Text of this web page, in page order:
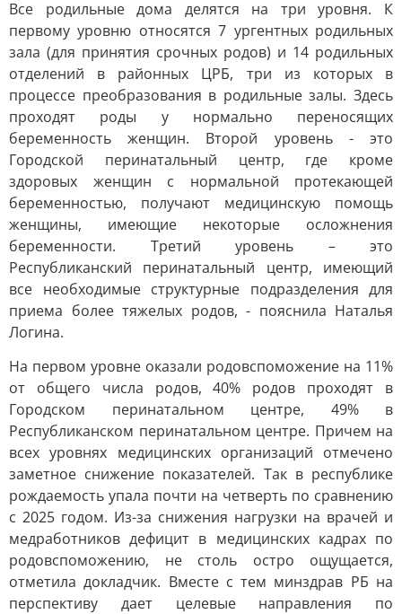
Все родильные дома делятся на три уровня. К
первому уровню относятся 7 ургентных родильных
зала (для принятия срочных родов) и 14 родильных
отделений в районных ЦРБ, три из которых в
процессе преобразования в родильные залы. Здесь
проходят роды у нормально переносящих
беременность женщин. Второй уровень - это
Городской перинатальный центр, где кроме
здоровых женщин с нормальной протекающей
беременностью, получают медицинскую помощь
женщины, имеющие некоторые осложнения
беременности. Третий уровень – это
Республиканский перинатальный центр, имеющий
все необходимые структурные подразделения для
приема более тяжелых родов, - пояснила Наталья
Логина.
На первом уровне оказали родовспоможение на 11%
от общего числа родов, 40% родов проходят в
Городском перинатальном центре, 49% в
Республиканском перинатальном центре. Причем на
всех уровнях медицинских организаций отмечено
заметное снижение показателей. Так в республике
рождаемость упала почти на четверть по сравнению
с 2025 годом. Из-за снижения нагрузки на врачей и
медработников дефицит в медицинских кадрах по
родовспоможению, не столь остро ощущается,
отметила докладчик. Вместе с тем минздрав РБ на
перспективу дает целевые направления по